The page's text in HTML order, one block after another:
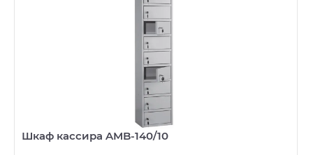
Шкаф кассира AMB-140/10